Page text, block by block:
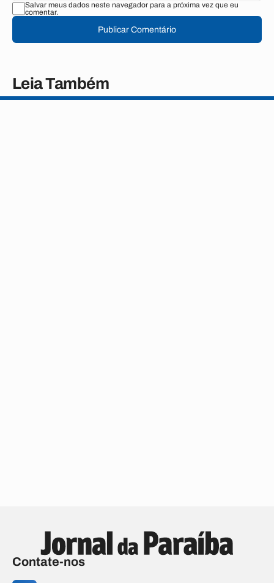
Salvar meus dados neste navegador para a próxima vez que eu
comentar.
Publicar Comentário
Leia Também
Contate-nos